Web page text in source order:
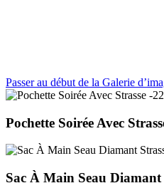
Passer au début de la Galerie
Pochette Soirée Avec
Sac À Main Seau